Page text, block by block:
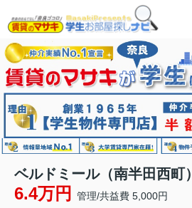
ベルドミール（南半田西町）
6.4万円 管理/共益費 5,000円